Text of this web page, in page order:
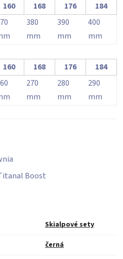
160 168 176 184
380
mm
390
mm
400
mm
160 168 176 184
270
mm
280
mm
290
mm
Boost
Skialpové sety
černá